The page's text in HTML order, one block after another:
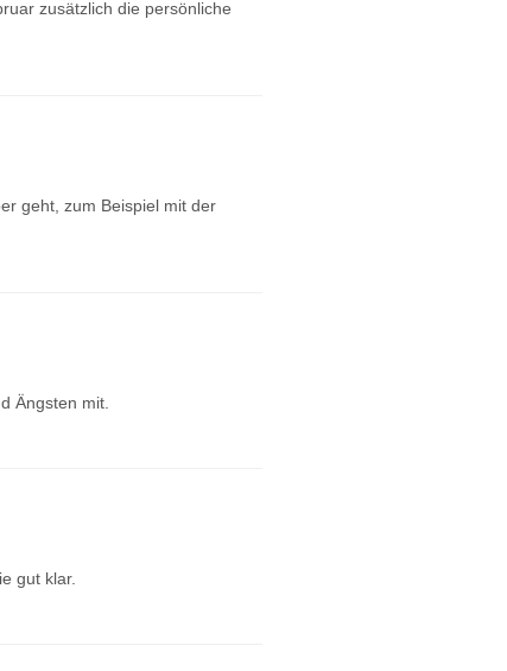
zusätzlich die persönliche
geht, zum Beispiel mit der
Ängsten mit.
gut klar.